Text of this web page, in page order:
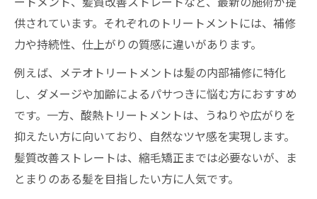
失敗しない髪質改善サロン選びの秘訣を解説
髪質改善サロン比較で注目すべき選び方の
コツ
口コミ重視で探す髪質改善サロンの選択基
準
髪質改善専門店の特徴と予約前のチェック
事項
髪質改善で外せないサロン選びの失敗例と
供されています。それぞれのトリートメントには、補修
力や持続性、仕上がりの質感に違いがあります。
例えば、メテオトリートメントは髪の内部補修に特化
し、ダメージや加齢によるパサつきに悩む方におすすめ
です。一方、酸熱トリートメントは、うねりや広がりを
抑えたい方に向いており、自然なツヤ感を実現します。
髪質改善ストレートは、縮毛矯正までは必要ないが、ま
とまりのある髪を目指したい方に人気です。